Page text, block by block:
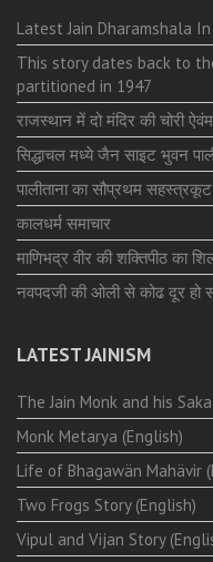
Latest Jain Dharamshala
This story dates back to
partitioned in 1947
राजस्थान में दो मंदिर की चोरी
सिद्धाचल मध्ये जैन साइट भुवन
पालीताना का सौप्रथम
कालधर्म समाचार
माणिभद्र वीर की शक्तिपीठ का
नवपदजी की ओली से कोढ दूर हो
LATEST JAINISM
The Jain Monk and his
Monk Metarya (English)
Life of Bhagawän Mahävir
Two Frogs Story (English)
Vipul and Vijan Story